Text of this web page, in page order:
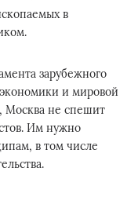
в
зарубежного
и мировой
не спешит
Им нужно
в том числе